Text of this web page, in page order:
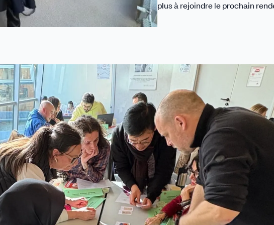
plus à rejoindre le prochain